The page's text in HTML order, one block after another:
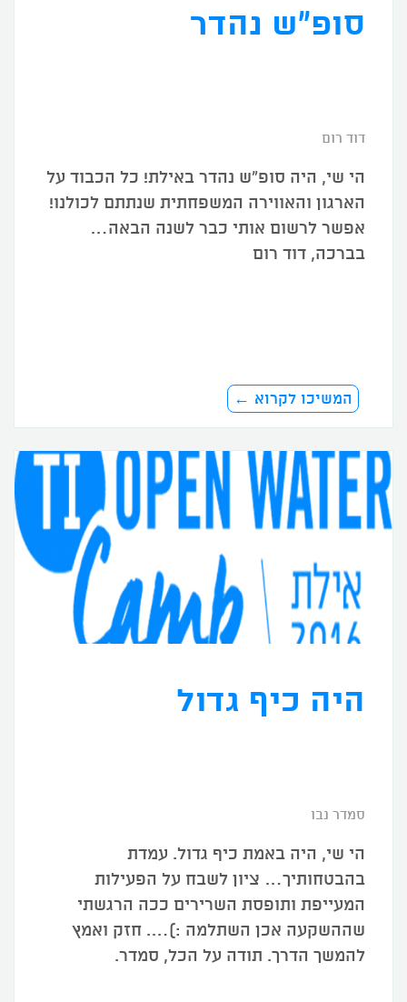
סופ"ש נהדר
דוד רום
הי שי, היה סופ"ש נהדר באילת! כל הכבוד על
הארגון והאווירה המשפחתית שנתתם לכולנו!
אפשר לרשום אותי כבר לשנה הבאה…
בברכה, דוד רום
המשיכו לקרוא ←
היה כיף גדול
סמדר נבו
הי שי, היה באמת כיף גדול. עמדת
בהבטחותיך… ציון לשבח על הפעילות
המעייפת ותופסת השרירים ככה הרגשתי
שההשקעה אכן השתלמה :)…. חזק ואמץ
להמשך הדרך. תודה על הכל, סמדר.